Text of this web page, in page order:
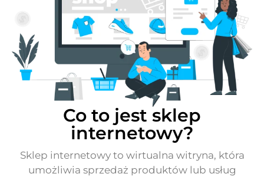
Co to jest sklep
internetowy?
Sklep internetowy to wirtualna witryna, która
umożliwia sprzedaż produktów lub usług